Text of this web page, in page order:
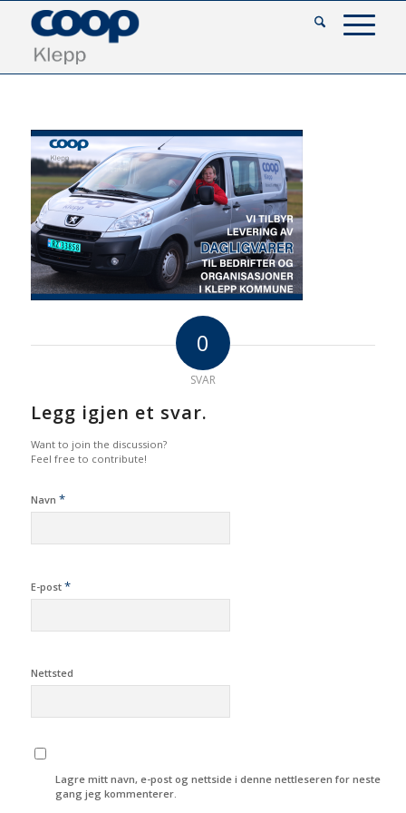
0
SVAR
Legg igjen et svar.
Want to join the discussion?
Feel free to contribute!
Navn *
E-post *
Nettsted
Lagre mitt navn, e-post og nettside i denne nettleseren for neste
gang jeg kommenterer.